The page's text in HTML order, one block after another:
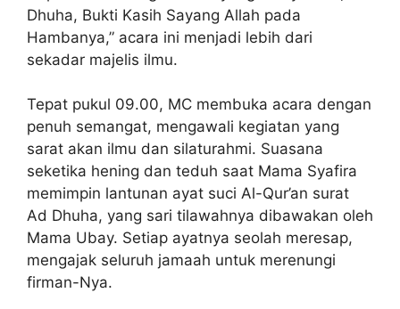
Dhuha, Bukti Kasih Sayang Allah pada
Hambanya,” acara ini menjadi lebih dari
sekadar majelis ilmu.
Tepat pukul 09.00, MC membuka acara dengan
penuh semangat, mengawali kegiatan yang
sarat akan ilmu dan silaturahmi. Suasana
seketika hening dan teduh saat Mama Syafira
memimpin lantunan ayat suci Al-Qur’an surat
Ad Dhuha, yang sari tilawahnya dibawakan oleh
Mama Ubay. Setiap ayatnya seolah meresap,
mengajak seluruh jamaah untuk merenungi
firman-Nya.